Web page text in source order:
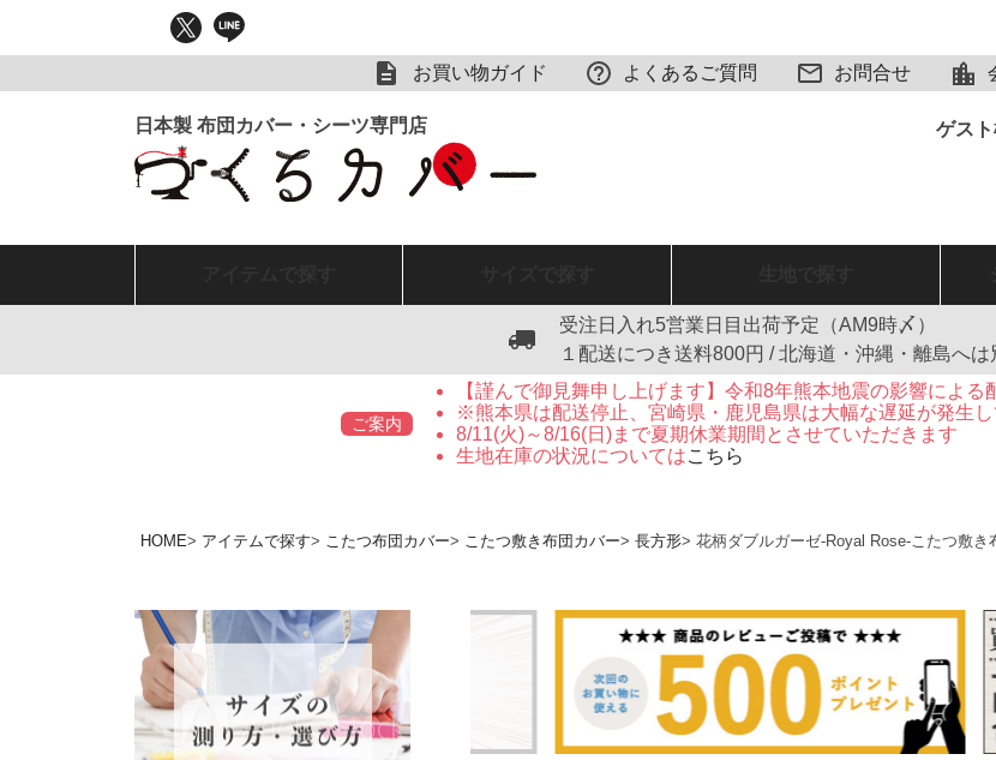
お買い物ガイド よくあるご質問 お問合せ
ゲス
受注日入れ5営業日目出荷予定（AM9時〆）
１配送につき送料800円 / 北海道・沖縄・離島へは
ご案内
【謹んで御見舞申し上げます】令和8年熊本地震の影響による
※熊本県は配送停止、宮崎県・鹿児島県は大幅な遅延が発生
8/11(火)～8/16(日)まで夏期休業期間とさせていただきます
生地在庫の状況についてはこちら
HOME アイテムで探す こたつ布団カバー こたつ敷き布団カバー 長方形 花柄ダブルガーゼ-Royal Rose-こたつ敷き